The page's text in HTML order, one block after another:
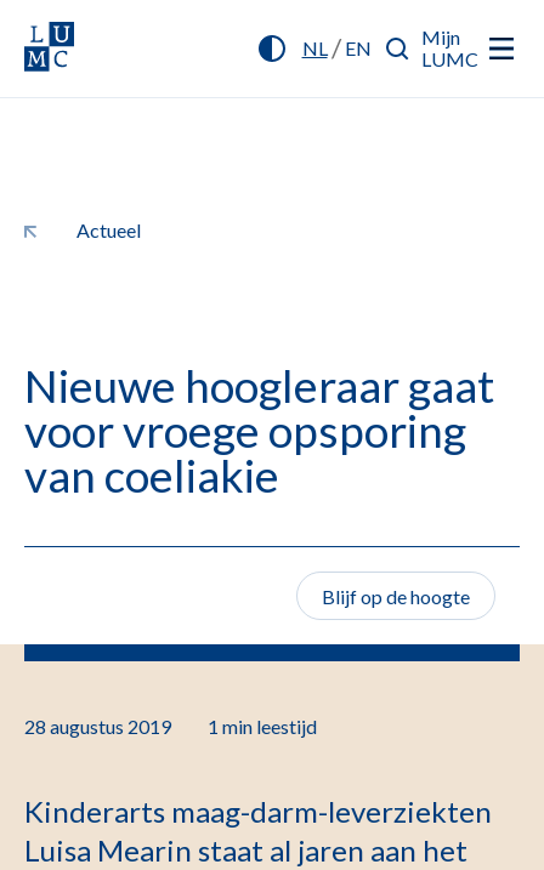
NL/ EN
Mijn
LUMC
Actueel
Nieuwe hoogleraar gaat
voor vroege opsporing
van coeliakie
Blijf op de hoogte
28 augustus 2019 1 min leestijd
Kinderarts maag-darm-leverziekten
Luisa Mearin staat al jaren aan het